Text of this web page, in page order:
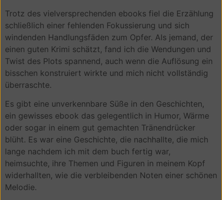
Trotz des vielversprechenden ebooks fiel die Erzählung
schließlich einer fehlenden Fokussierung und sich
windenden Handlungsfäden zum Opfer. Als jemand, der
einen guten Krimi schätzt, fand ich die Wendungen und
Twist des Plots spannend, auch wenn die Auflösung ein
bisschen konstruiert wirkte und mich nicht vollständig
überraschte.
Es gibt eine unverkennbare Süße in den Geschichten,
ein gewisses ebook das gelegentlich in Humor, Wärme
oder sogar in einem gut gemachten Tränendrücker
blüht. Es war eine Geschichte, die nachhallte, die mich
lange nachdem ich mit dem buch fertig war,
heimsuchte, ihre Themen und Figuren in meinem Kopf
widerhallten, wie die verbleibenden Noten einer schönen
Melodie.